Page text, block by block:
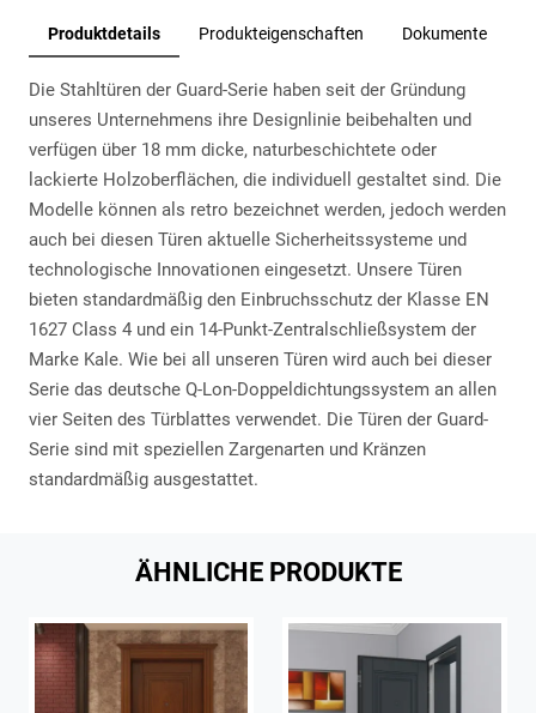
Produktdetails Produkteigenschaften Dokumente
Die Stahltüren der Guard-Serie haben seit der Gründung
unseres Unternehmens ihre Designlinie beibehalten und
verfügen über 18 mm dicke, naturbeschichtete oder
lackierte Holzoberflächen, die individuell gestaltet sind. Die
Modelle können als retro bezeichnet werden, jedoch werden
auch bei diesen Türen aktuelle Sicherheitssysteme und
technologische Innovationen eingesetzt. Unsere Türen
bieten standardmäßig den Einbruchsschutz der Klasse EN
1627 Class 4 und ein 14-Punkt-Zentralschließsystem der
Marke Kale. Wie bei all unseren Türen wird auch bei dieser
Serie das deutsche Q-Lon-Doppeldichtungssystem an allen
vier Seiten des Türblattes verwendet. Die Türen der Guard-
Serie sind mit speziellen Zargenarten und Kränzen
standardmäßig ausgestattet.
ÄHNLICHE PRODUKTE